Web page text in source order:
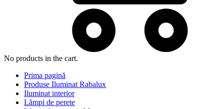
No products in the cart.
Prima pagină
Produse Iluminat Rabalux
Iluminat interior
Lămpi de perete